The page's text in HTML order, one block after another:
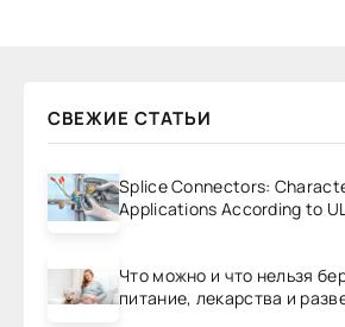
СВЕЖИЕ СТАТЬИ
Splice Connectors:
Applications According to
Что можно и что нельзя
питание, лекарства и